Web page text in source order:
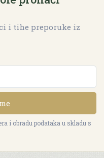
i tihe preporuke iz
i obradu podataka u skladu s